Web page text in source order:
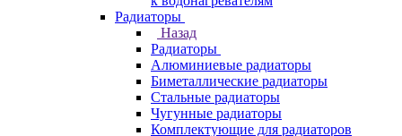
Радиаторы
Назад
Радиаторы
Алюминиевые радиаторы
Биметаллические радиаторы
Стальные радиаторы
Чугунные радиаторы
Комплектующие для радиаторов